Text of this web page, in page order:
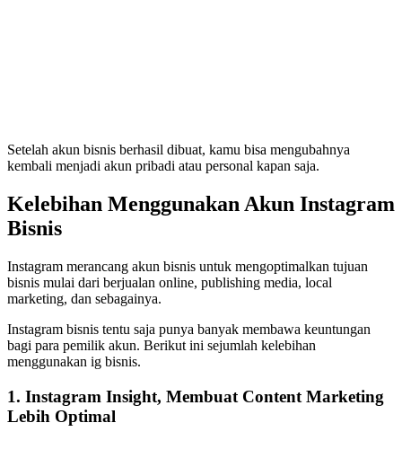
Setelah akun bisnis berhasil dibuat, kamu bisa mengubahnya
kembali menjadi akun pribadi atau personal kapan saja.
Kelebihan Menggunakan Akun Instagram
Bisnis
Instagram merancang akun bisnis untuk mengoptimalkan tujuan
bisnis mulai dari berjualan online, publishing media, local
marketing, dan sebagainya.
Instagram bisnis tentu saja punya banyak membawa keuntungan
bagi para pemilik akun. Berikut ini sejumlah kelebihan
menggunakan ig bisnis.
1. Instagram Insight, Membuat Content Marketing
Lebih Optimal